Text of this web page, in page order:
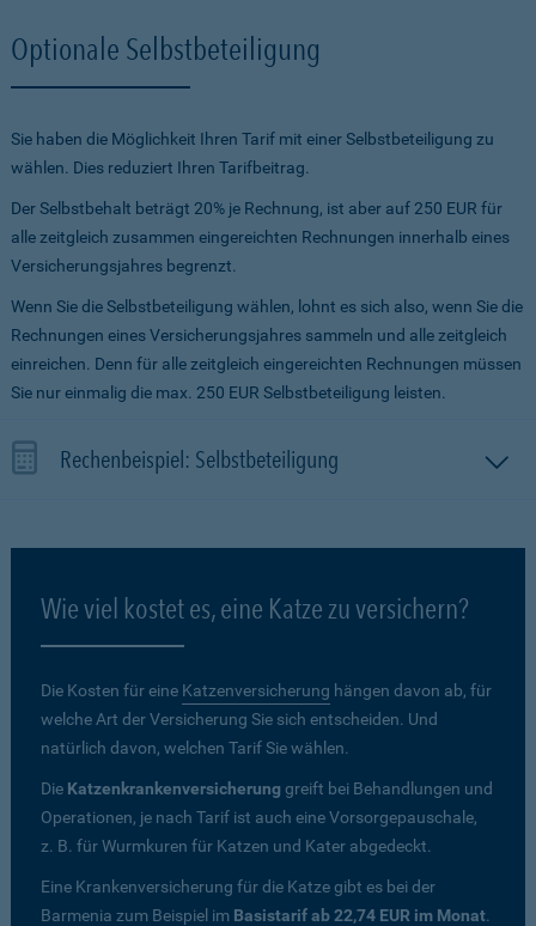
Optionale Selbstbeteiligung
Sie haben die Möglichkeit Ihren Tarif mit einer Selbstbeteiligung zu
wählen. Dies reduziert Ihren Tarifbeitrag.
Der Selbstbehalt beträgt 20% je Rechnung, ist aber auf 250 EUR für
alle zeitgleich zusammen eingereichten Rechnungen innerhalb eines
Versicherungsjahres begrenzt.
Wenn Sie die Selbstbeteiligung wählen, lohnt es sich also, wenn Sie die
Rechnungen eines Versicherungsjahres sammeln und alle zeitgleich
einreichen. Denn für alle zeitgleich eingereichten Rechnungen müssen
Sie nur einmalig die max. 250 EUR Selbstbeteiligung leisten.
Rechenbeispiel: Selbstbeteiligung
Wie viel kostet es, eine Katze zu versichern?
Die Kosten für eine Katzenversicherung hängen davon ab, für
welche Art der Versicherung Sie sich entscheiden. Und
natürlich davon, welchen Tarif Sie wählen.
Die Katzenkrankenversicherung greift bei Behandlungen und
Operationen, je nach Tarif ist auch eine Vorsorgepauschale,
z. B. für Wurmkuren für Katzen und Kater abgedeckt.
Eine Krankenversicherung für die Katze gibt es bei der
Barmenia zum Beispiel im Basistarif ab 22,74 EUR im Monat.